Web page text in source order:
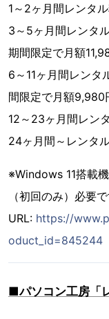
1～2ヶ月間レン
3～5ヶ月間レン
期間限定で月額
6～11ヶ月間レン
間限定で月額9,980
12～23ヶ月間レ
24ヶ月間～レン
※Windows 11搭載
（初回のみ）必要で
URL: https://
oduct_id=845244
■パソコン工房「